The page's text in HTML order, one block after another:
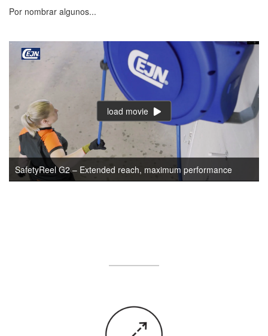
Por nombrar algunos...
load movie
SafetyReel G2 – Extended reach, maximum performance